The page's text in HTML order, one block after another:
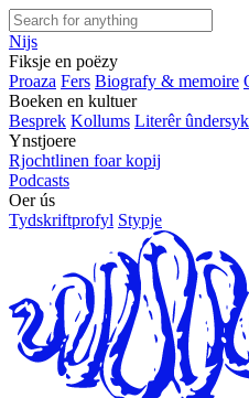
Nijs
Fiksje en poëzy
Proaza Fers Biografy & memoire
Boeken en kultuer
Besprek Kollums Literêr ûndersyk
Ynstjoere
Rjochtlinen foar kopij
Podcasts
Oer ús
Tydskriftprofyl Stypje